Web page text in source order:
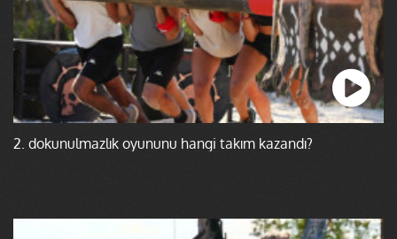
2. dokunulmazlık oyununu hangi takım kazandı?